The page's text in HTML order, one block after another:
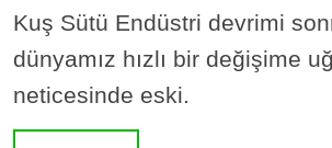
Kuş Sütü Endüstri devrimi
dünyamız hızlı bir değişime
neticesinde eski.